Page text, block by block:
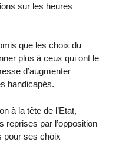
sur les heures
que les choix du
plus à ceux qui ont le
d’augmenter
handicapés.
à la tête de l’Etat,
reprises par l’opposition
pour ses choix